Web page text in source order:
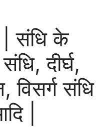
संधि के
दीर्घ,
विसर्ग संधि
|